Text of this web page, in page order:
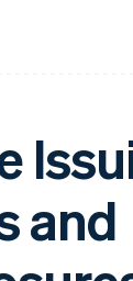
andEnglish